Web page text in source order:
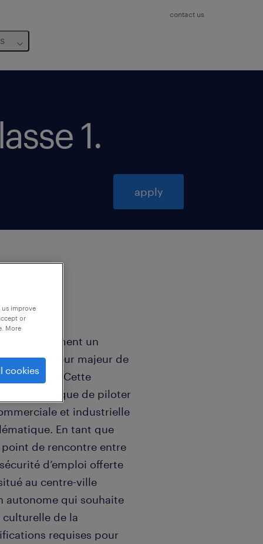
contact us
1.
apply
actuellement un
d'un joueur majeur de
ville. Cette
chance unique de piloter
et industrielle
En tant que
de rencontre entre
d’emploi offerte
au centre-ville
autonome qui souhaite
de la
requises pour
improve
or
More
cookies